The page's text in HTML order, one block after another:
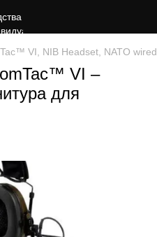
VI, NIB Headset, NATO
VI –
для